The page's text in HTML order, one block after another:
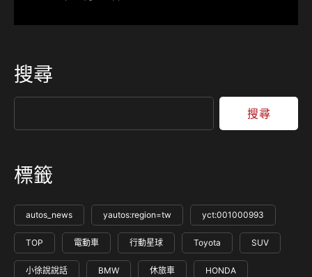
搜尋
搜尋
標籤
autos_news yautos:region=tw yct:001000993
TOP 電動車 行動星球 Toyota SUV
小徐說說話 BMW 休旅車 HONDA